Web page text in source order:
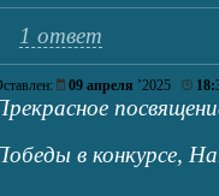
1 ответ
09 апреля ’2025
в конкурсе,